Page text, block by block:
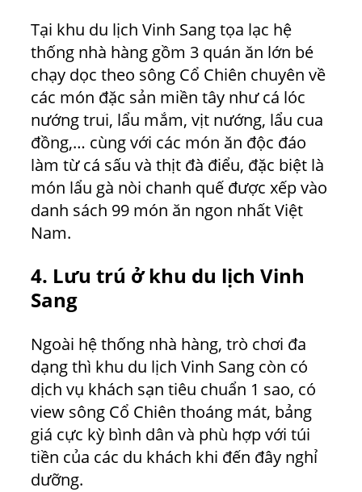
Tại khu du lịch Vinh Sang tọa lạc hệ
thống nhà hàng gồm 3 quán ăn lớn bé
chạy dọc theo sông Cổ Chiên chuyên về
các món đặc sản miền tây như cá lóc
nướng trui, lẩu mắm, vịt nướng, lẩu cua
đồng,… cùng với các món ăn độc đáo
làm từ cá sấu và thịt đà điểu, đặc biệt là
món lẩu gà nòi chanh quế được xếp vào
danh sách 99 món ăn ngon nhất Việt
Nam.
4. Lưu trú ở khu du lịch Vinh
Sang
Ngoài hệ thống nhà hàng, trò chơi đa
dạng thì khu du lịch Vinh Sang còn có
dịch vụ khách sạn tiêu chuẩn 1 sao, có
view sông Cổ Chiên thoáng mát, bảng
giá cực kỳ bình dân và phù hợp với túi
tiền của các du khách khi đến đây nghỉ
dưỡng.